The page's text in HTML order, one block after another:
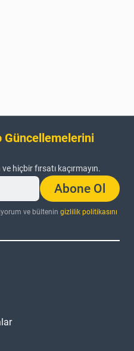
Güncellemelerini
hiçbir fırsatı kaçırmayın.
Abone Ol
ve bülteningizlilik politikasını